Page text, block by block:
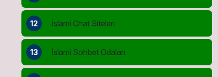
12 İslami Chat Siteleri
13 İslami Sohbet Odaları